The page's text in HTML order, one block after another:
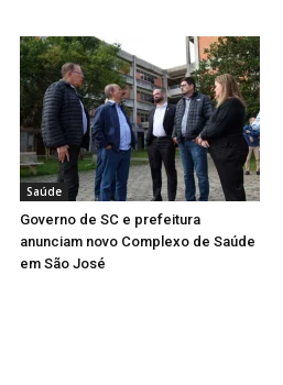
Saúde
Governo de SC e prefeitura
anunciam novo Complexo de Saúde
em São José